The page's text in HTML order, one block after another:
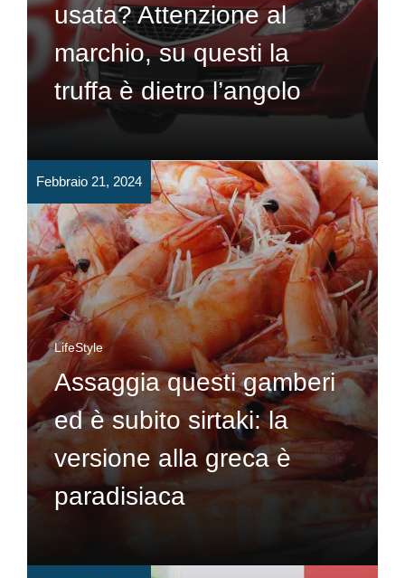
usata? Attenzione al
marchio, su questi la
truffa è dietro l’angolo
Febbraio 21, 2024
LifeStyle
Assaggia questi gamberi
ed è subito sirtaki: la
versione alla greca è
paradisiaca